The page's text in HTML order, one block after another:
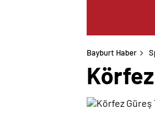
Bayburt Haber
Körfez